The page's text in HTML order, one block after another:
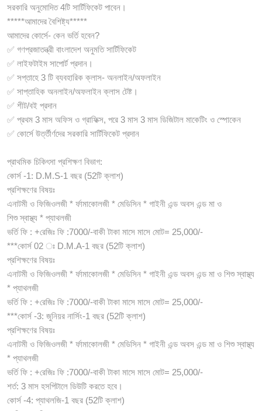
সরকারি অনুমোদিত 4টি সার্টিফিকেট পাবেন।
*****আমাদের বৈশিষ্ট্য*****
আমাদের কোর্সে- কেন ভর্তি হবেন?
✅ গণপ্রজাতন্ত্রী বাংলাদেশ অনুমতি সার্টিফিকেট
✅ লাইফটাইম সাপোর্ট প্রদান।
✅ সপ্তাহে 3 টি ব্যবহারিক ক্লাস- অনলাইন/অফলাইন
✅ সাপ্তাহিক অনলাইন/অফলাইন ক্লাস টেষ্ট।
✅ শীট/বই প্রদান
✅ প্রথম 3 মাস অফিস ও গ্রাফিক্স, পরে 3 মাস 3 মাস ডিজিটাল মাকেটিং ও স্পোকেন
✅ কোর্সে উর্ত্তীর্ণদের সরকারি সার্টিফিকেট প্রদান
প্রাথমিক চিকিৎসা প্রশিক্ষণ বিভাগ:
কোর্স -1: D.M.S-1 বছর (52টি ক্লাশ)
প্রশিক্ষণের বিষয়ঃ
এনাটমী ও ফিজিওলজী * র্ফামাকোলজী * মেডিসিন * গাইনী এন্ড অবস এন্ড মা ও
শিশু স্বাস্থ্য * প্যাথলজী
ভর্তি ফি : +রেজিঃ ফি :7000/-বাকী টাকা মাসে মাসে মোট= 25,000/-
***কোর্স 02 ঃ D.M.A-1 বছর (52টি ক্লাশ)
প্রশিক্ষণের বিষয়ঃ
এনাটমী ও ফিজিওলজী * র্ফামাকোলজী * মেডিসিন * গাইনী এন্ড অবস এন্ড মা ও শিশু স্বাস্থ্য
* প্যাথলজী
ভর্তি ফি : +রেজিঃ ফি :7000/-বাকী টাকা মাসে মাসে মোট= 25,000/-
***কোর্স -3: জুনিয়র নার্সিং-1 বছর (52টি ক্লাশ)
প্রশিক্ষণের বিষয়ঃ
এনাটমী ও ফিজিওলজী * র্ফামাকোলজী * মেডিসিন * গাইনী এন্ড অবস এন্ড মা ও শিশু স্বাস্থ্য
* প্যাথলজী
ভর্তি ফি : +রেজিঃ ফি :7000/-বাকী টাকা মাসে মাসে মোট= 25,000/-
শর্ত: 3 মাস হসপিটালে ডিউটি করতে হবে।
কোর্স -4: প্যাথলজি-1 বছর (52টি ক্লাশ)